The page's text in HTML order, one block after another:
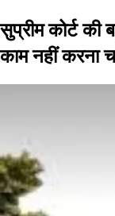
सुप्रीम कोर्ट की
काम नहीं करना